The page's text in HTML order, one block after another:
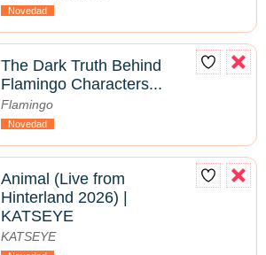
Novedad
The Dark Truth Behind
Flamingo Characters...
Flamingo
Novedad
Animal (Live from
Hinterland 2026) |
KATSEYE
KATSEYE